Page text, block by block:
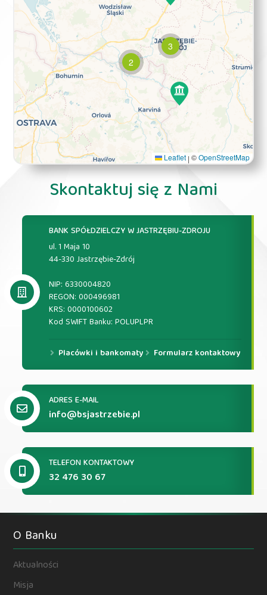
2
3
Leaflet | ©OpenStreetMap
Skontaktuj się z Nami
BANK SPÓŁDZIELCZY W JASTRZĘBIU-ZDROJU
ul. 1 Maja 10
44-330 Jastrzębie-Zdrój
NIP: 6330004820
REGON: 000496981
KRS: 0000100602
Kod SWIFT Banku: POLUPLPR
Placówki i bankomaty Formularz kontaktowy
ADRES E-MAIL
info@bsjastrzebie.pl
TELEFON KONTAKTOWY
32 476 30 67
O Banku
Aktualności
Misja